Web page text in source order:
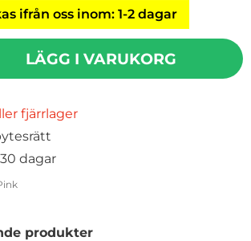
ifrån oss inom: 1-2 dagar
LÄGG I VARUKORG
fjärrlager
dagar
produkter